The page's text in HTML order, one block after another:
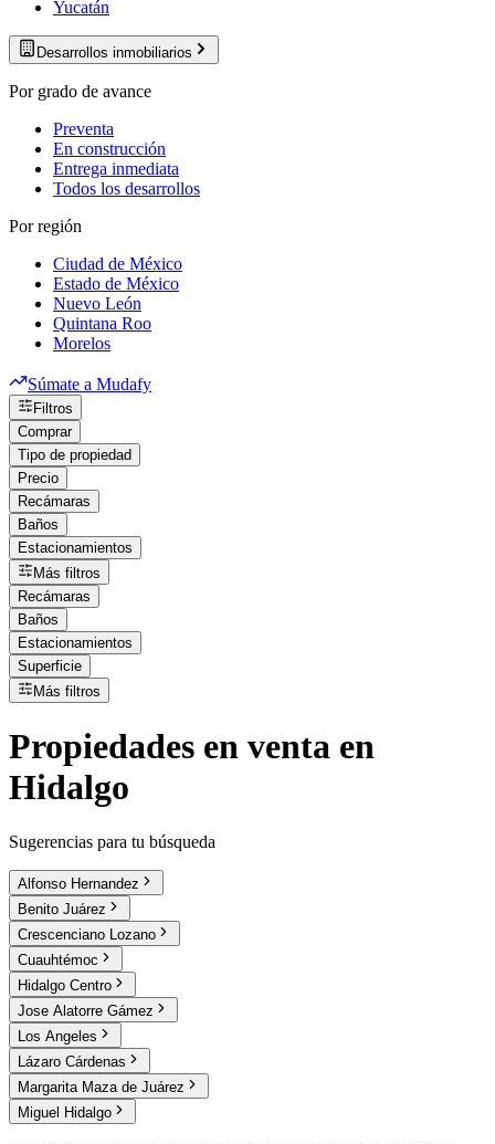
Yucatán
Desarrollos inmobiliarios
Por grado de avance
Preventa
En construcción
Entrega inmediata
Todos los desarrollos
Por región
Ciudad de México
Estado de México
Nuevo León
Quintana Roo
Morelos
Súmate a Mudafy
Filtros
Comprar
Tipo de propiedad
Precio
Recámaras
Baños
Estacionamientos
Más filtros
Recámaras
Baños
Estacionamientos
Superficie
Más filtros
Propiedades en venta en
Hidalgo
Sugerencias para tu búsqueda
Alfonso Hernandez
Benito Juárez
Crescenciano Lozano
Cuauhtémoc
Hidalgo Centro
Jose Alatorre Gámez
Los Angeles
Lázaro Cárdenas
Margarita Maza de Juárez
Miguel Hidalgo